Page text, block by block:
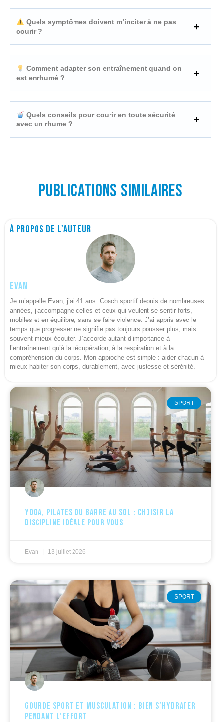
Quels symptômes doivent m’inciter à ne pas
courir ?
Comment adapter son entraînement quand on
est enrhumé ?
Quels conseils pour courir en toute sécurité
avec un rhume ?
Publications similaires
À propos de l'auteur
Evan
Je m’appelle Evan, j’ai 41 ans. Coach sportif depuis de nombreuses
années, j’accompagne celles et ceux qui veulent se sentir forts,
mobiles et en équilibre, sans se faire violence. J’ai appris avec le
temps que progresser ne signifie pas toujours pousser plus, mais
souvent mieux écouter. J’accorde autant d’importance à
l’entraînement qu’à la récupération, à la respiration et à la
compréhension du corps. Mon approche est simple : aider chacun à
mieux habiter son corps, durablement, avec justesse et sérénité.
SPORT
Yoga, pilates ou barre au sol : choisir la
discipline idéale pour vous
Evan 13 juillet 2026
SPORT
Gourde sport et musculation : bien s’hydrater
pendant l’effort